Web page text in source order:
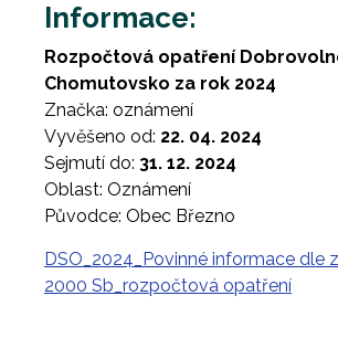
Informace:
Rozpočtová opatření
Chomutovsko za rok 2024
Značka: oznámení
Vyvěšeno od: 22. 04. 2024
Sejmutí do: 31. 12. 2024
Oblast: Oznámení
Původce: Obec Březno
DSO_2024_Povinné informace dle
2000 Sb_rozpočtová opatření